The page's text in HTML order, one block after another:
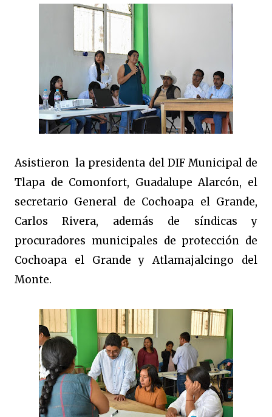
Asistieron la presidenta del DIF Municipal de
Tlapa de Comonfort, Guadalupe Alarcón, el
secretario General de Cochoapa el Grande,
Carlos Rivera, además de síndicas y
procuradores municipales de protección de
Cochoapa el Grande y Atlamajalcingo del
Monte.